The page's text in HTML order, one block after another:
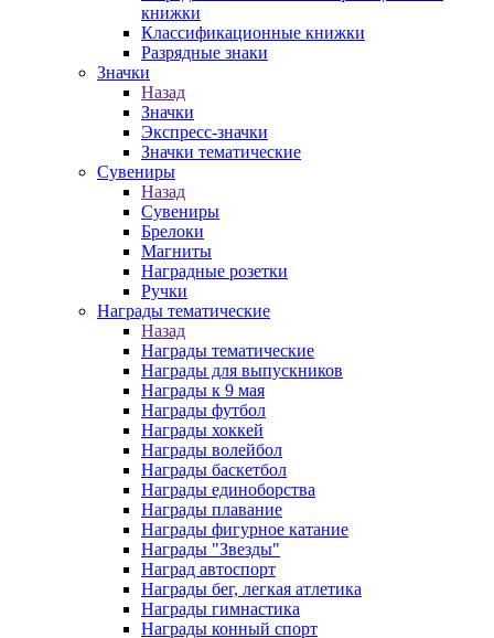
книжки
Классификационные книжки
Разрядные знаки
Значки
Назад
Значки
Экспресс-значки
Значки тематические
Сувениры
Назад
Сувениры
Брелоки
Магниты
Наградные розетки
Ручки
Награды тематические
Назад
Награды тематические
Награды для выпускников
Награды к 9 мая
Награды футбол
Награды хоккей
Награды волейбол
Награды баскетбол
Награды единоборства
Награды плавание
Награды фигурное катание
Награды "Звезды"
Наград автоспорт
Награды бег, легкая атлетика
Награды гимнастика
Награды конный спорт